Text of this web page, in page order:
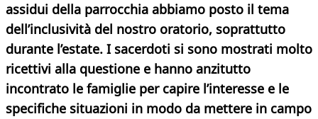
assidui della parrocchia abbiamo posto il tema
dell’inclusività del nostro oratorio, soprattutto
durante l’estate. I sacerdoti si sono mostrati molto
ricettivi alla questione e hanno anzitutto
incontrato le famiglie per capire l’interesse e le
specifiche situazioni in modo da mettere in campo